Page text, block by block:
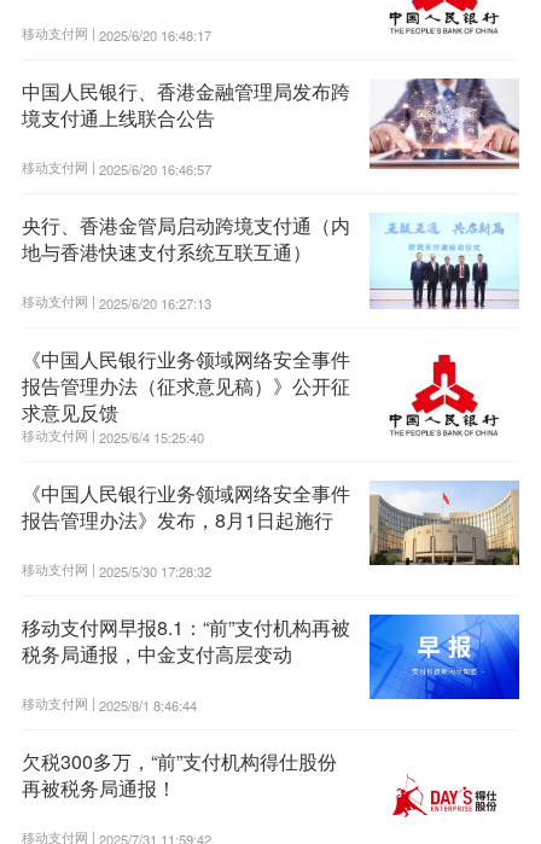
移动支付网 | 2025/6/20 16:48:17
中国人民银行、香港金融管理局发布跨
境支付通上线联合公告
移动支付网 | 2025/6/20 16:46:57
央行、香港金管局启动跨境支付通（内
地与香港快速支付系统互联互通）
移动支付网 | 2025/6/20 16:27:13
《中国人民银行业务领域网络安全事件
报告管理办法（征求意见稿）》公开征
求意见反馈
移动支付网 | 2025/6/4 15:25:40
《中国人民银行业务领域网络安全事件
报告管理办法》发布，8月1日起施行
移动支付网 | 2025/5/30 17:28:32
移动支付网早报8.1：“前”支付机构再被
税务局通报，中金支付高层变动
移动支付网 | 2025/8/1 8:46:44
欠税300多万，“前”支付机构得仕股份
再被税务局通报！
移动支付网 | 2025/7/31 11:59:42